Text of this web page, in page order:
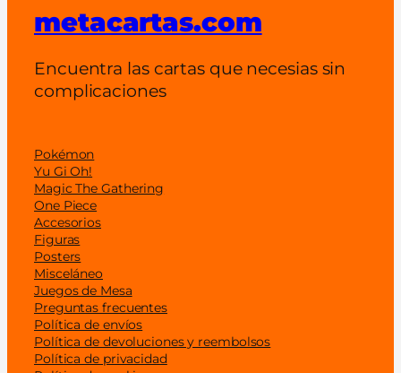
metacartas.com
Encuentra las cartas que necesias sin
complicaciones
Pokémon
Yu Gi Oh!
Magic The Gathering
One Piece
Accesorios
Figuras
Posters
Misceláneo
Juegos de Mesa
Preguntas frecuentes
Política de envíos
Política de devoluciones y reembolsos
Política de privacidad